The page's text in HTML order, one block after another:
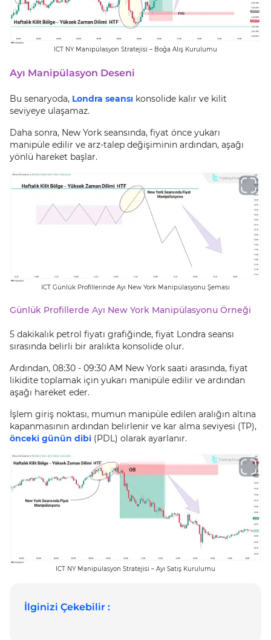
ICT NY Manipülasyon Stratejisi – Boğa Alış Kurulumu
Ayı Manipülasyon Deseni
Bu senaryoda, Londra seansı konsolide kalır ve kilit
seviyeye ulaşamaz.
Daha sonra, New York seansında, fiyat önce yukarı
manipüle edilir ve arz-talep değişiminin ardından, aşağı
yönlü hareket başlar.
ICT Günlük Profillerinde Ayı New York Manipülasyonu Şeması
Günlük Profillerde Ayı New York Manipülasyonu Örneği
5 dakikalık petrol fiyatı grafiğinde, fiyat Londra seansı
sırasında belirli bir aralıkta konsolide olur.
Ardından, 08:30 - 09:30 AM New York saati arasında, fiyat
likidite toplamak için yukarı manipüle edilir ve ardından
aşağı hareket eder.
İşlem giriş noktası, mumun manipüle edilen aralığın altına
kapanmasının ardından belirlenir ve kar alma seviyesi (TP),
önceki günün dibi (PDL) olarak ayarlanır.
ICT NY Manipülasyon Stratejisi – Ayı Satış Kurulumu
İlginizi Çekebilir :